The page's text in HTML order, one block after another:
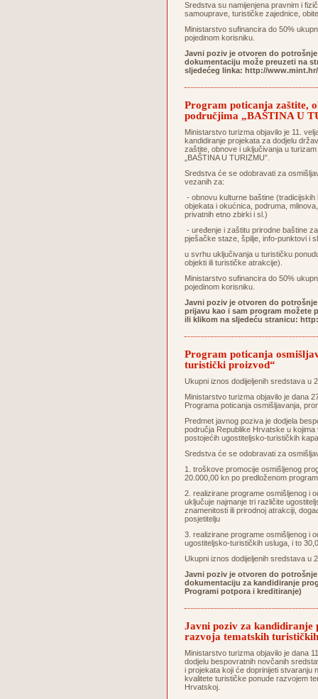
Sredstva su namijenjena pravnim i
samouprave, turističke zajednice,
Ministarstvo sufinancira do 50%
pojedinom korisniku.
Javni poziv je otvoren do
dokumentaciju može preuzeti na
sljedećeg linka: http://
Program poticanja zaštite,
područjima „BAŠTINA U
Ministarstvo turizma objavilo je 11.
kandidiranje projekata za dodjelu
zaštite, obnove i uključivanja u
„BAŠTINA U TURIZMU”.
Sredstva će se odobravati za
vezanih za:
- obnovu kulturne baštine
objekata i okućnica, podruma,
privatnih etno zbirki i sl.)
- uređenje i zaštitu prirodne baštine
pješačke staze, špilje, info-punktovi i
u svrhu uključivanja u turističku
objekti ili turističke atrakcije).
Ministarstvo sufinancira do 50%
pojedinom korisniku.
Javni poziv je otvoren do
prijavu kao i sam program možete
ili klikom na sljedeću stranicu:
Program poticanja
turistički proizvod“
Ukupni iznos dodijeljenih sredstava u
Ministarstvo turizma objavilo je dana
Programa poticanja osmišljavanja,
Predmet javnog poziva je dodjela
područja Republike Hrvatske u
postojećih ugostiteljsko-turističkih
Sredstva će se odobravati za
1. troškove promocije osmišljenog
20.000,00 kn po predloženom
2. realizirane programe osmišljenog i
uključuje najmanje tri različite
znamenitosti ili prirodnoj atrakciji,
posjetitelju
3. realizirane programe osmišljenog i
ugostiteljsko-turističkih usluga, i to
Ukupni iznos dodijeljenih sredstava u
Javni poziv je otvoren do
dokumentaciju za kandidiranje
Programi potpora i kreditiranje)
Javni poziv za kandidiranje
razvoja tematskih
Ministarstvo turizma objavilo je dana
dodjelu bespovratnih novčanih
i projekata koji će doprinijeti stvaranju
kvalitete turističke ponude razvojem
Hrvatskoj.